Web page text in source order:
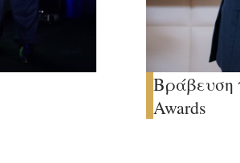
Βράβευση
Awards